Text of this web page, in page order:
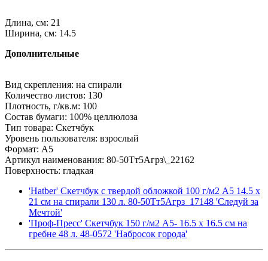
Длина, см: 21
Ширина, см: 14.5
Дополнительные
Вид скрепления: на спирали
Количество листов: 130
Плотность, г/кв.м: 100
Состав бумаги: 100% целлюлоза
Тип товара: Скетчбук
Уровень пользователя: взрослый
Формат: A5
Артикул наименования: 80-50Тт5Aгрз\_22162
Поверхность: гладкая
'Hatber' Скетчбук с твердой обложкой 100 г/м2 A5 14.5 х
21 см на спирали 130 л. 80-50Тт5Aгрз_17148 'Следуй за
Мечтой'
'Проф-Пресс' Скетчбук 150 г/м2 A5- 16.5 х 16.5 см на
гребне 48 л. 48-0572 'Набросок города'